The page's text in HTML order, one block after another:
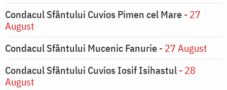
Condacul Sfântului Cuvios Pimen cel Mare- 27
August
Condacul Sfântului Mucenic Fanurie- 27 August
Condacul Sfântului Cuvios Iosif Isihastul- 28
August